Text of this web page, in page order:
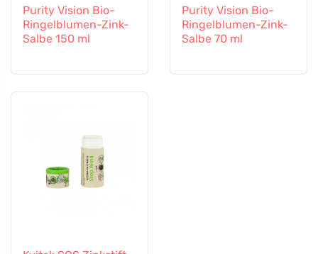
Purity Vision Bio-
Ringelblumen-Zink-
Salbe 150 ml
Purity Vision Bio-
Ringelblumen-Zink-
Salbe 70 ml